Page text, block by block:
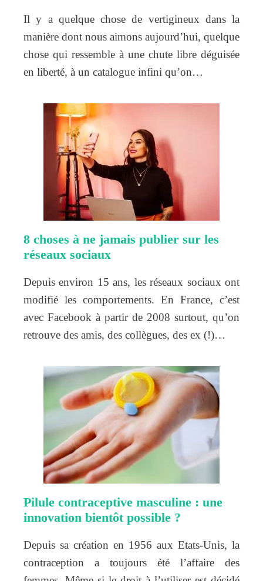
Il y a quelque chose de vertigineux dans la
manière dont nous aimons aujourd’hui, quelque
chose qui ressemble à une chute libre déguisée
en liberté, à un catalogue infini qu’on…
8 choses à ne jamais publier sur les
réseaux sociaux
Depuis environ 15 ans, les réseaux sociaux ont
modifié les comportements. En France, c’est
avec Facebook à partir de 2008 surtout, qu’on
retrouve des amis, des collègues, des ex (!)…
Pilule contraceptive masculine : une
innovation bientôt possible ?
Depuis sa création en 1956 aux Etats-Unis, la
contraception a toujours été l’affaire des